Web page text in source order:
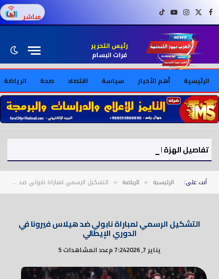
فيسبوكX (Twitter)
إنستغراميوتيوبتيك توك مباشر
رئيس التحرير
فرات البسام
الرئيسية أهم الأخبار سياسة اقتصاد صحة الرياضة
أنت على: الرئيسية » الرياضة » التشكيل الرسمي لمباراة نابولي ضد هيلاس فيرونا في الدوري الإيطالي
التشكيل الرسمي لمباراة نابولي ضد هيلاس فيرونا في
الدوري الإيطالي
يناير 7, 2026 7:24 م عدد المشاهدات 5